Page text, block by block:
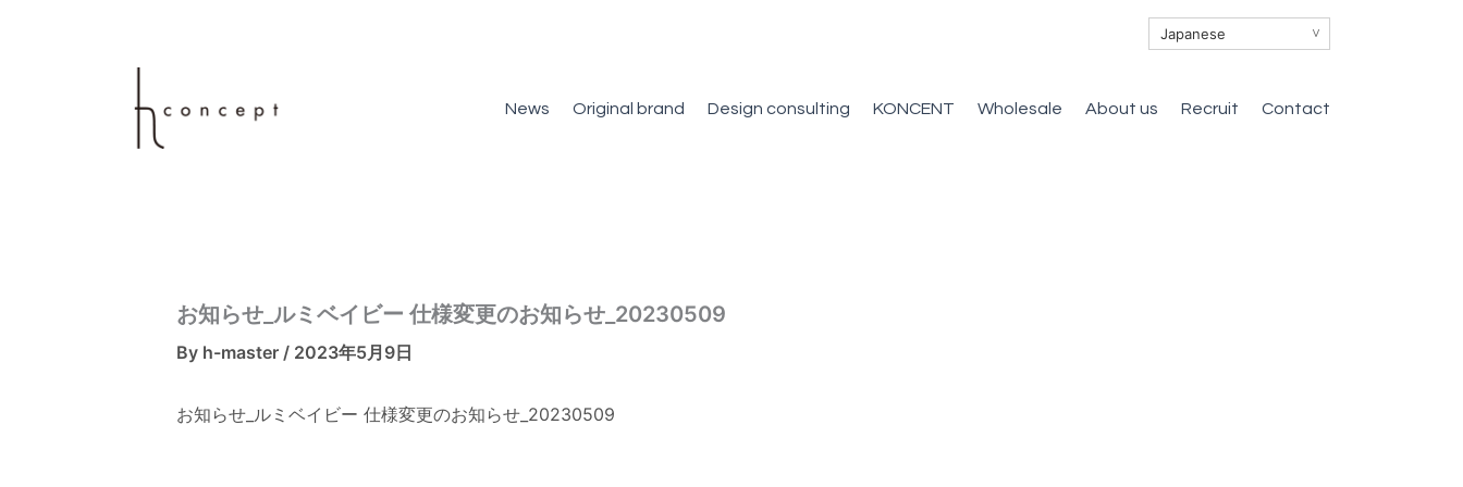
∨
News Original brand Design consulting KONCENT Wholesale About us Recruit Contact
お知らせ_ルミベイビー 仕様変更のお知らせ_20230509
By h-master / 2023年5月9日
お知らせ_ルミベイビー 仕様変更のお知らせ_20230509